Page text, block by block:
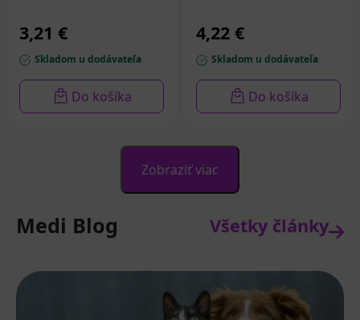
3,21 €
Skladom u dodávateľa
Do košíka
4,22 €
Skladom u dodávateľa
Do košíka
Zobraziť viac
Medi Blog Všetky články